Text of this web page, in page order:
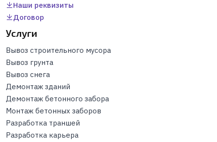
Наши реквизиты
Договор
Услуги
Вывоз строительного мусора
Вывоз грунта
Вывоз снега
Демонтаж зданий
Демонтаж бетонного забора
Монтаж бетонных заборов
Разработка траншей
Разработка карьера